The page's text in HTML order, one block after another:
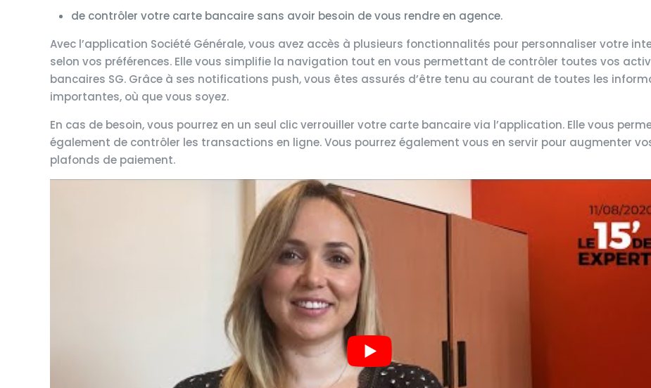
de contrôler votre carte bancaire sans avoir besoin de vous rendre en agence.
Avec l’application Société Générale, vous avez accès à plusieurs fonctionnalités pour personnaliser votre
selon vos préférences. Elle vous simplifie la navigation tout en vous permettant de contrôler toutes vos
bancaires SG. Grâce à ses notifications push, vous êtes assurés d’être tenu au courant de toutes les
importantes, où que vous soyez.
En cas de besoin, vous pourrez en un seul clic verrouiller votre carte bancaire via l’application. Elle vous
également de contrôler les transactions en ligne. Vous pourrez également vous en servir pour augmenter
plafonds de paiement.